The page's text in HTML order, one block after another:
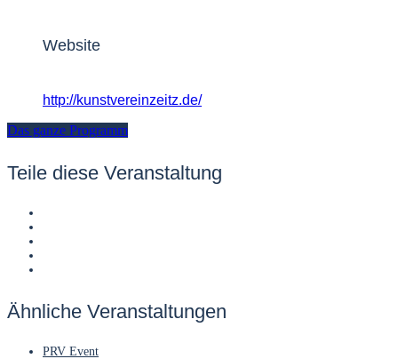
Website
http://kunstvereinzeitz.de/
Das ganze Programm
Teile diese Veranstaltung
Ähnliche Veranstaltungen
PRV Event